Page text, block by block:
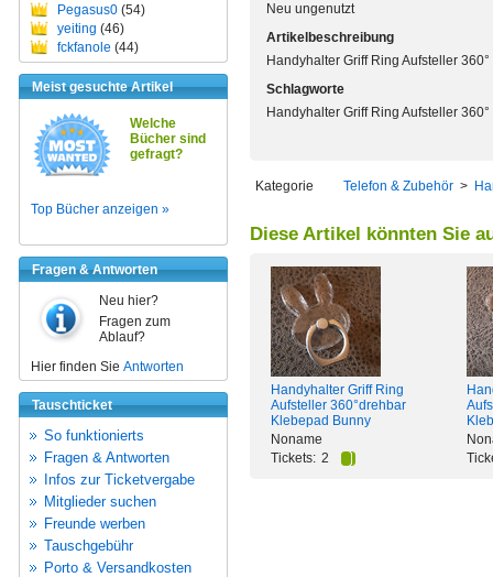
Pegasus0 (54)
yeiting (46)
fckfanole (44)
Meist gesuchte Artikel
Welche
Bücher sind
gefragt?
Top Bücher anzeigen »
Fragen & Antworten
Neu hier?
Fragen zum
Ablauf?
Hier finden Sie Antworten
Tauschticket
So funktionierts
Fragen & Antworten
Infos zur Ticketvergabe
Mitglieder suchen
Freunde werben
Tauschgebühr
Porto & Versandkosten
Neu ungenutzt
Artikelbeschreibung
Handyhalter Griff Ring Aufsteller
Schlagworte
Handyhalter Griff Ring Aufsteller
Kategorie Telefon & Zubehör >
Diese Artikel könnten Sie
Handyhalter Griff Ring
Aufsteller 360°drehbar
Klebepad Bunny
Noname
Tickets: 2